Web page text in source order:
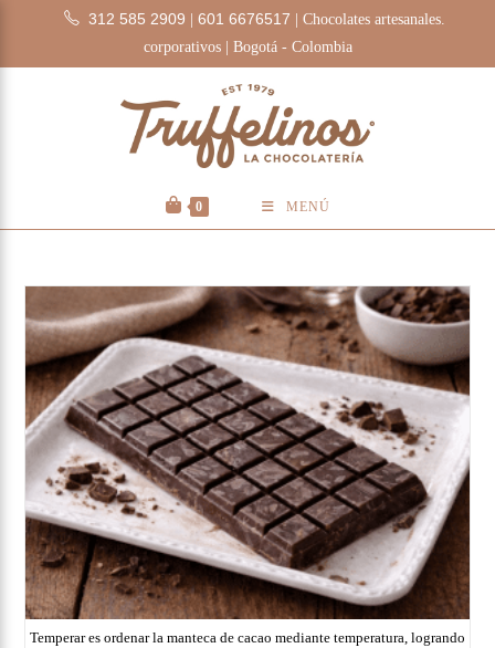
312 585 2909 601 6676517
| Chocolates artesanales.
corporativos | Bogotá - Colombia
0 MENÚ
Temperar es ordenar la manteca de cacao mediante temperatura, logrando